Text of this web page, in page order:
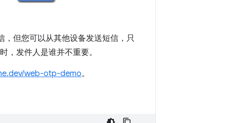
但您可以从其他设备发送短信，只
，发件人是谁并不重要。
web-otp-demo。